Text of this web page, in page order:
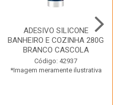
ADESIVO SILICONE
BANHEIRO E COZINHA 280G
BRANCO CASCOLA
Código: 42937
*Imagem meramente ilustrativa